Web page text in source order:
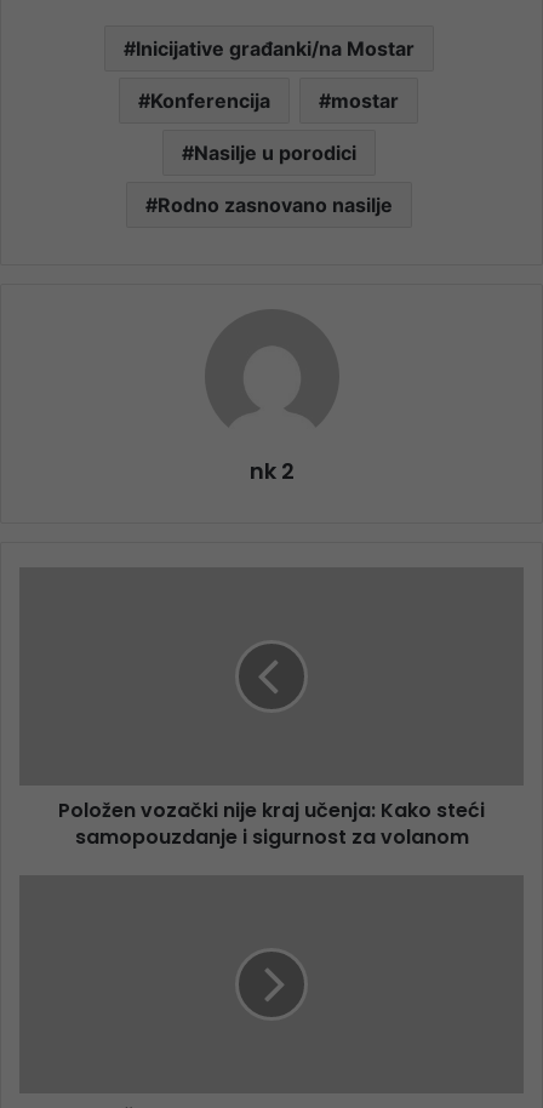
Inicijative građanki/na Mostar
Konferencija mostar
Nasilje u porodici
Rodno zasnovano nasilje
nk 2
Položen vozački nije kraj učenja: Kako steći
samopouzdanje i sigurnost za volanom